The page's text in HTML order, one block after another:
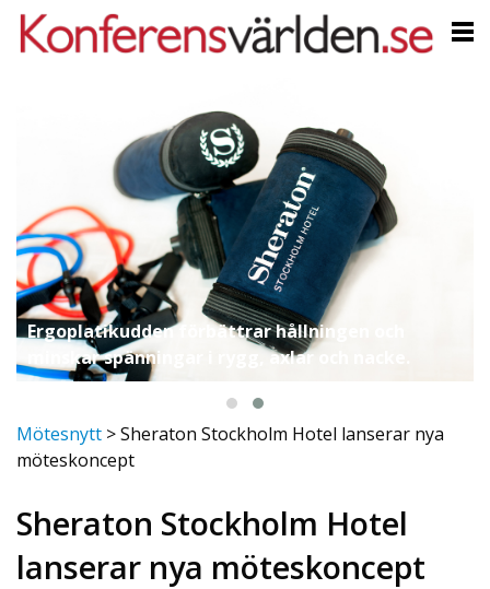
Ergoplatikudden förbättrar hållningen och
minskar spänningar i rygg, axlar och nacke.
Mötesnytt >Sheraton Stockholm Hotel lanserar nya
möteskoncept
Sheraton Stockholm Hotel
lanserar nya möteskoncept